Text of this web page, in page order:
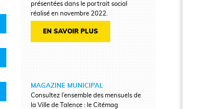
présentées dans le portrait social
réalisé en novembre 2022.
EN SAVOIR PLUS
MAGAZINE MUNICIPAL
Consultez l’ensemble des mensuels de
la Ville de Talence : le Citémag